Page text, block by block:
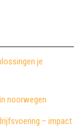
je
noorwegen
– impact